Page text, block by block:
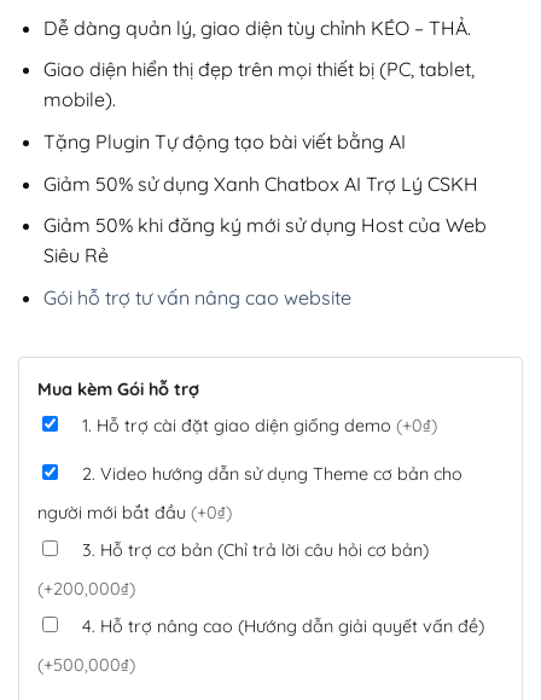
Dễ dàng quản lý, giao diện tùy chỉnh KÉO – THẢ.
Giao diện hiển thị đẹp trên mọi thiết bị (PC, tablet,
mobile).
Tặng Plugin Tự động tạo bài viết bằng AI
Giảm 50% sử dụng Xanh Chatbox AI Trợ Lý CSKH
Giảm 50% khi đăng ký mới sử dụng Host của Web
Siêu Rẻ
Gói hỗ trợ tư vấn nâng cao website
Mua kèm Gói hỗ trợ
1. Hỗ trợ cài đặt giao diện giống demo (+0₫)
2. Video hướng dẫn sử dụng Theme cơ bản cho
người mới bắt đầu (+0₫)
3. Hỗ trợ cơ bản (Chỉ trả lời câu hỏi cơ bản)
(+200,000₫)
4. Hỗ trợ nâng cao (Hướng dẫn giải quyết vấn đề)
(+500,000₫)